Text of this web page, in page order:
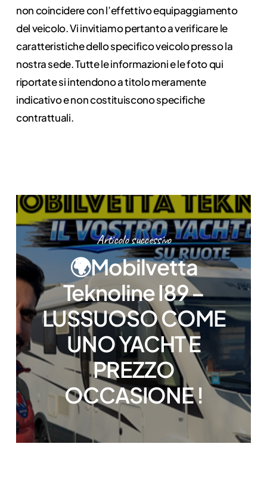
non coincidere con l’effettivo equipaggiamento
del veicolo. Vi invitiamo pertanto a verificare le
caratteristiche dello specifico veicolo presso la
nostra sede. Tutte le informazioni e le foto qui
riportate si intendono a titolo meramente
indicativo e non costituiscono specifiche
contrattuali.
Articolo successivo
🌍Mobilvetta
Teknoline I89 –
LUSSUOSO COME
UNO YACHT E
PREZZO
OCCASIONE !